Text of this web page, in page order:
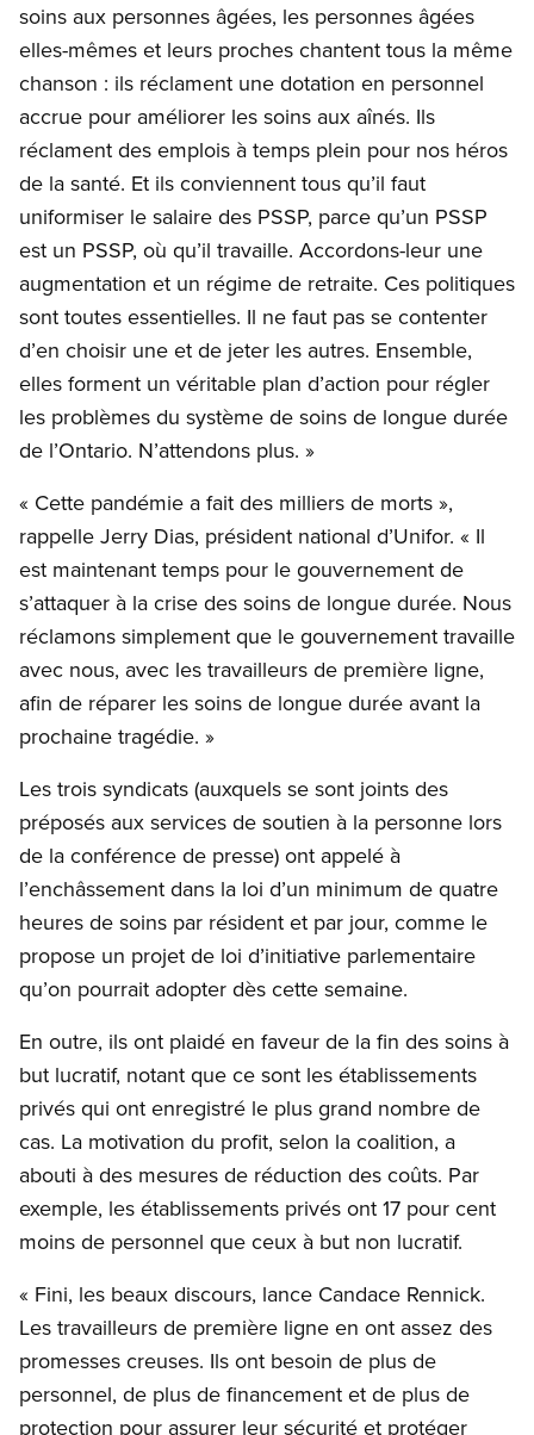
soins aux personnes âgées, les personnes âgées
elles-mêmes et leurs proches chantent tous la même
chanson : ils réclament une dotation en personnel
accrue pour améliorer les soins aux aînés. Ils
réclament des emplois à temps plein pour nos héros
de la santé. Et ils conviennent tous qu’il faut
uniformiser le salaire des PSSP, parce qu’un PSSP
est un PSSP, où qu’il travaille. Accordons-leur une
augmentation et un régime de retraite. Ces politiques
sont toutes essentielles. Il ne faut pas se contenter
d’en choisir une et de jeter les autres. Ensemble,
elles forment un véritable plan d’action pour régler
les problèmes du système de soins de longue durée
de l’Ontario. N’attendons plus. »
« Cette pandémie a fait des milliers de morts »,
rappelle Jerry Dias, président national d’Unifor. « Il
est maintenant temps pour le gouvernement de
s’attaquer à la crise des soins de longue durée. Nous
réclamons simplement que le gouvernement travaille
avec nous, avec les travailleurs de première ligne,
afin de réparer les soins de longue durée avant la
prochaine tragédie. »
Les trois syndicats (auxquels se sont joints des
préposés aux services de soutien à la personne lors
de la conférence de presse) ont appelé à
l’enchâssement dans la loi d’un minimum de quatre
heures de soins par résident et par jour, comme le
propose un projet de loi d’initiative parlementaire
qu’on pourrait adopter dès cette semaine.
En outre, ils ont plaidé en faveur de la fin des soins à
but lucratif, notant que ce sont les établissements
privés qui ont enregistré le plus grand nombre de
cas. La motivation du profit, selon la coalition, a
abouti à des mesures de réduction des coûts. Par
exemple, les établissements privés ont 17 pour cent
moins de personnel que ceux à but non lucratif.
« Fini, les beaux discours, lance Candace Rennick.
Les travailleurs de première ligne en ont assez des
promesses creuses. Ils ont besoin de plus de
personnel, de plus de financement et de plus de
protection pour assurer leur sécurité et protéger